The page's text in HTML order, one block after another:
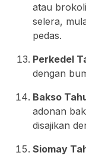
atau
selera,
pedas.
Perkedel
dengan
Bakso
adonan
disajikan
Siomay